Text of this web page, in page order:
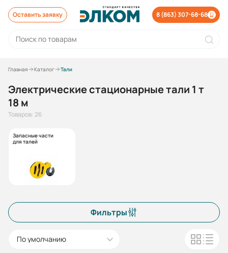
Оставить заявку 8 (863) 307-68-68
Главная Каталог Тали
Электрические стационарные тали 1 т
18 м
Товаров: 26
Запасные части
для талей
Фильтры
По умолчанию